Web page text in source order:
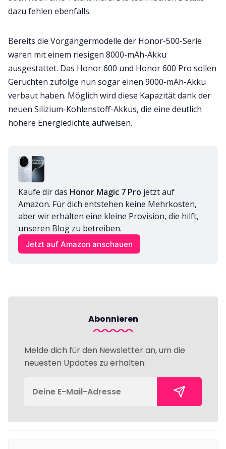
dazu fehlen ebenfalls.
Bereits die Vorgängermodelle der Honor-500-Serie
waren mit einem riesigen 8000-mAh-Akku
ausgestattet. Das Honor 600 und Honor 600 Pro sollen
Gerüchten zufolge nun sogar einen 9000-mAh-Akku
verbaut haben. Möglich wird diese Kapazität dank der
neuen Silizium-Kohlenstoff-Akkus, die eine deutlich
höhere Energiedichte aufweisen.
Kaufe dir das Honor Magic 7 Pro jetzt auf
Amazon. Für dich entstehen keine Mehrkosten,
aber wir erhalten eine kleine Provision, die hilft,
unseren Blog zu betreiben.
Jetzt auf Amazon anschauen
Abonnieren
Melde dich für den Newsletter an, um die
neuesten Updates zu erhalten.